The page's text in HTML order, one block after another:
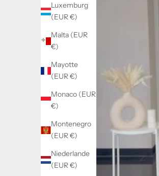
Luxemburg
(EUR €)
Malta (EUR
€)
Mayotte
(EUR €)
Monaco (EUR
€)
Montenegro
(EUR €)
Niederlande
(EUR €)